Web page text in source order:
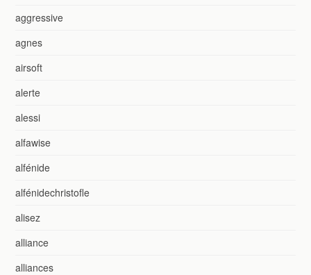
aggressive
agnes
airsoft
alerte
alessi
alfawise
alfénide
alfénidechristofle
alisez
alliance
alliances